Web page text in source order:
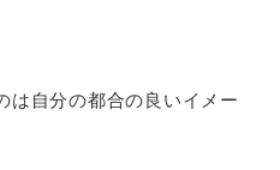
は自分の都合の良いイメー